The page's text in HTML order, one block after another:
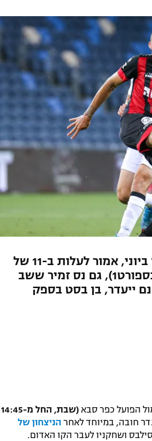
ליגה סינית
ליגה ברזילאית
ליגות נוספות
הבלם, שכלל לא שיחק העונה זכר לפציעתו ביוני, אמור לעלות ב-11 של
סילבס נגד הפועל כפר סבא (שבת, 15:00 בספורט1), גם נס זמיר ששב
ייעדר, בן בסט בספק
הפועל כפר סבא
(שבת, החל מ-14:45
חובה, במיוחד לאחר הניצחון של
ושחקניו לעבר הקו האדום.